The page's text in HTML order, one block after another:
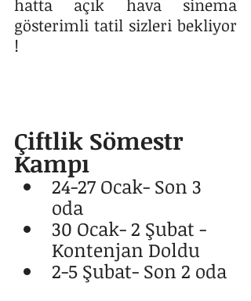
hatta açık hava sinema
gösterimli tatil sizleri bekliyor
!
Çiftlik Sömestr
Kampı
24-27 Ocak- Son 3
oda
30 Ocak- 2 Şubat -
Kontenjan Doldu
2-5 Şubat- Son 2 oda